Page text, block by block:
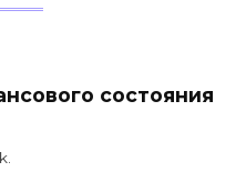
состояния